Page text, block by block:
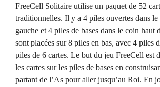
FreeCell Solitaire utilise un paquet de 52
traditionnelles. Il y a 4 piles ouvertes dans
gauche et 4 piles de bases dans le coin haut
sont placées sur 8 piles en bas, avec 4 piles
piles de 6 cartes. Le but du jeu FreeCell est
les cartes sur les piles de bases en
partant de l’As pour aller jusqu’au Roi. En